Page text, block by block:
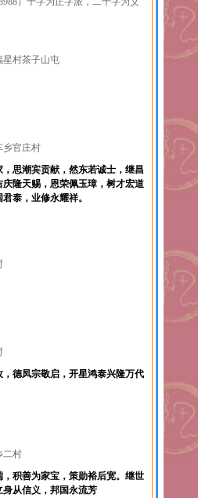
星村茶子山屯
乡官庄村
思潮宾贡献，然东若诚士，继昌
隆天赐，恩荣佩玉璋，树才宏道
泰，业修永耀祥。
德凤宗敬启，开星鸿泰兴隆万代
二村
积善为家宝，策勋裕后宽。继世
从信义，邦国永流芳